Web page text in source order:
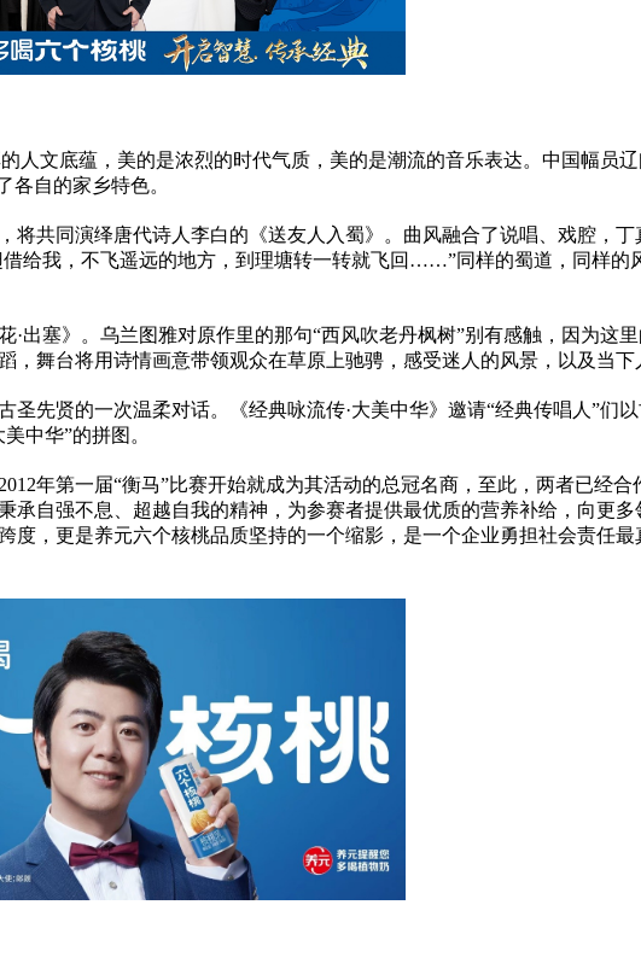
人文底蕴，美的是浓烈的时代气质，美的是潮流的音乐表达。中国幅员
各自的家乡特色。
共同演绎唐代诗人李白的《送友人入蜀》。曲风融合了说唱、戏腔，
给我，不飞遥远的地方，到理塘转一转就飞回……”同样的蜀道，同样的
·出塞》。乌兰图雅对原作里的那句“西风吹老丹枫树”别有感触，因为这
舞台将用诗情画意带领观众在草原上驰骋，感受迷人的风景，以及当下
先贤的一次温柔对话。《经典咏流传·大美中华》邀请“经典传唱人”们
中华”的拼图。
年第一届“衡马”比赛开始就成为其活动的总冠名商，至此，两者已经
承自强不息、超越自我的精神 ，为参赛者提供最优质的营养补给，向更
，更是养元六个核桃品质坚持的一个缩影，是一个企业勇担社会责任